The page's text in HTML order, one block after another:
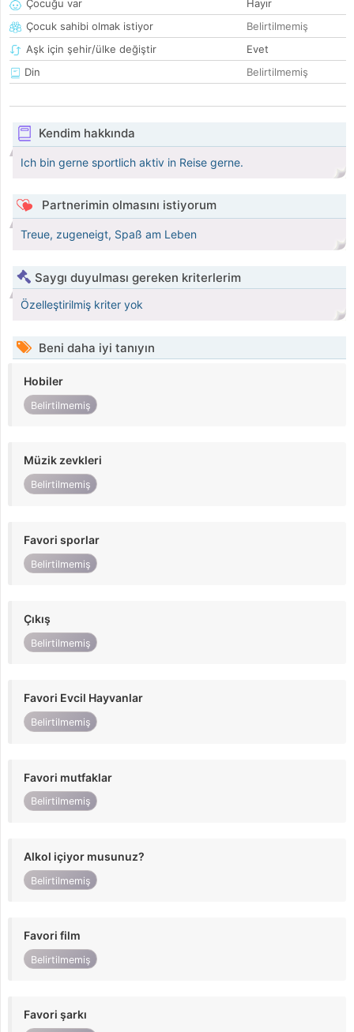
Çocuğu var
Hayır
Çocuk sahibi olmak istiyor
Belirtilmemiş
Aşk için şehir/ülke değiştir
Evet
Din
Belirtilmemiş
Kendim hakkında
Ich bin gerne sportlich aktiv in Reise gerne.
Partnerimin olmasını istiyorum
Treue, zugeneigt, Spaß am Leben
Saygı duyulması gereken kriterlerim
Özelleştirilmiş kriter yok
Beni daha iyi tanıyın
Hobiler
Belirtilmemiş
Müzik zevkleri
Belirtilmemiş
Favori sporlar
Belirtilmemiş
Çıkış
Belirtilmemiş
Favori Evcil Hayvanlar
Belirtilmemiş
Favori mutfaklar
Belirtilmemiş
Alkol içiyor musunuz?
Belirtilmemiş
Favori film
Belirtilmemiş
Favori şarkı